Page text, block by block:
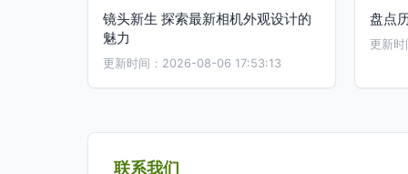
镜头新生 探索最新相机外观设计的
魅力
更新时间：2026-08-06 17:53:13
盘点
更新
联系我们